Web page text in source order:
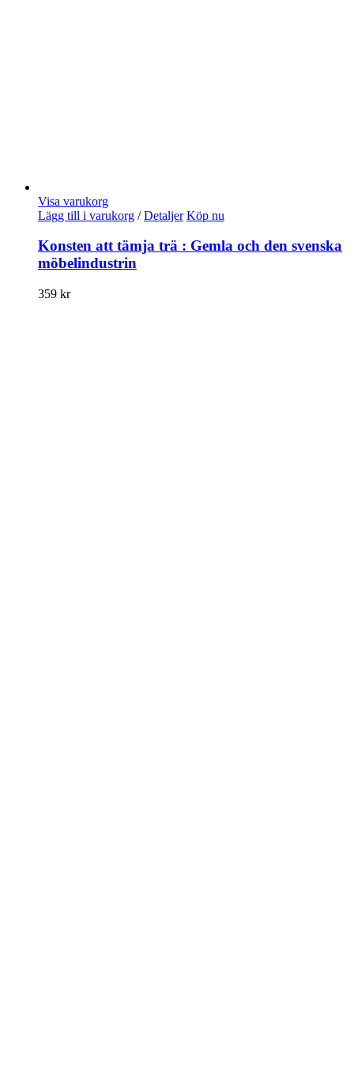
Visa varukorg
Lägg till i varukorg / Detaljer Köp nu
Konsten att tämja trä : Gemla och den svenska
möbelindustrin
359 kr